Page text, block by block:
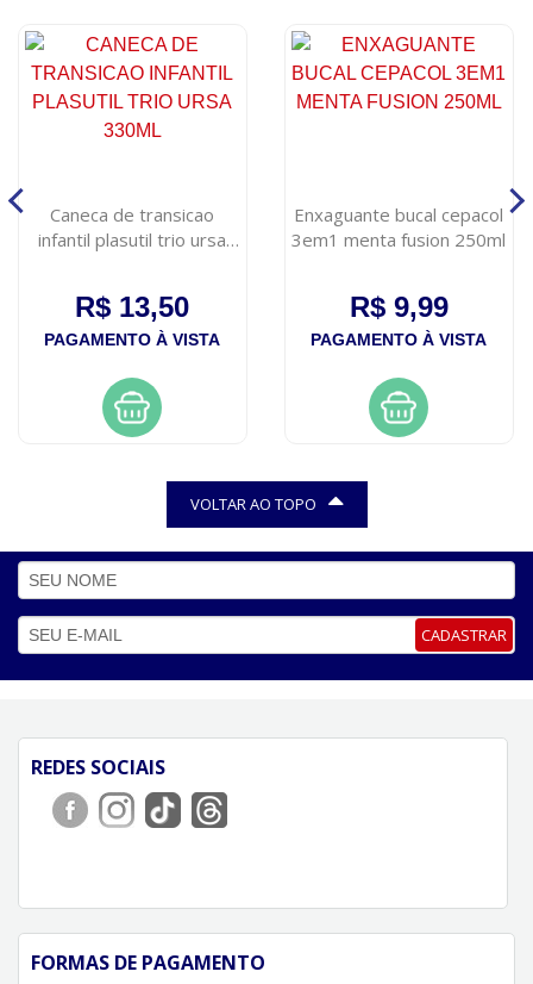
Caneca de transicao
infantil plasutil trio ursa
R$ 13,50
PAGAMENTO À VISTA
Enxaguante bucal cepacol
3em1 menta fusion 250ml
R$ 9,99
PAGAMENTO À VISTA
VOLTAR AO TOPO
CADASTRAR
REDES SOCIAIS
FORMAS DE PAGAMENTO